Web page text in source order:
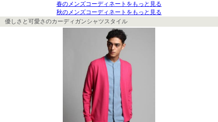
春のメンズコーディネートをもっと見る
秋のメンズコーディネートをもっと見る
優しさと可愛さのカーディガンシャツスタイル